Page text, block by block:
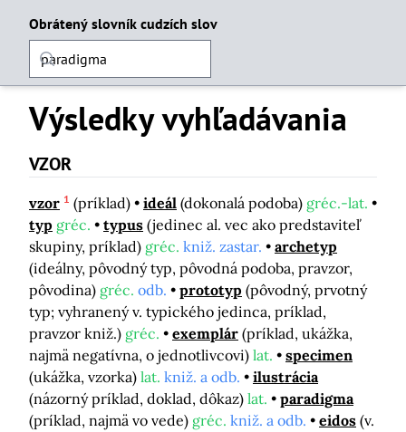
Obrátený slovník cudzích slov
Výsledky vyhľadávania
VZOR
vzor 1 (príklad) ideál (dokonalá podoba) gréc.-lat.
typ gréc. typus (jedinec al. vec ako predstaviteľ
skupiny, príklad) gréc. kniž. zastar.
archetyp
(ideálny, pôvodný typ, pôvodná podoba, pravzor,
pôvodina) gréc. odb. prototyp (pôvodný, prvotný
typ; vyhranený v. typického jedinca, príklad,
pravzor kniž.) gréc. exemplár (príklad, ukážka,
najmä negatívna, o jednotlivcovi) lat.
specimen
(ukážka, vzorka) lat. kniž. a odb.
ilustrácia
(názorný príklad, doklad, dôkaz) lat.
paradigma
(príklad, najmä vo vede) gréc. kniž. a odb. eidos (v.